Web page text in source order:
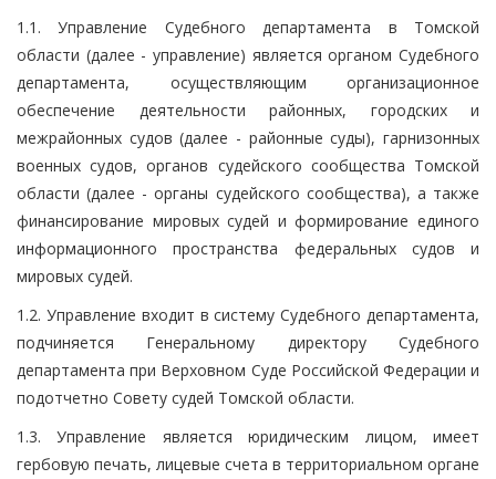
1.1. Управление Судебного департамента в Томской
области (далее - управление) является органом Судебного
департамента, осуществляющим организационное
обеспечение деятельности районных, городских и
межрайонных судов (далее - районные суды), гарнизонных
военных судов, органов судейского сообщества Томской
области (далее - органы судейского сообщества), а также
финансирование мировых судей и формирование единого
информационного пространства федеральных судов и
мировых судей.
1.2. Управление входит в систему Судебного департамента,
подчиняется Генеральному директору Судебного
департамента при Верховном Суде Российской Федерации и
подотчетно Совету судей Томской области.
1.3. Управление является юридическим лицом, имеет
гербовую печать, лицевые счета в территориальном органе